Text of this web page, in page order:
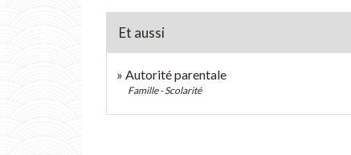
Et aussi
Autorité parentale
Famille - Scolarité